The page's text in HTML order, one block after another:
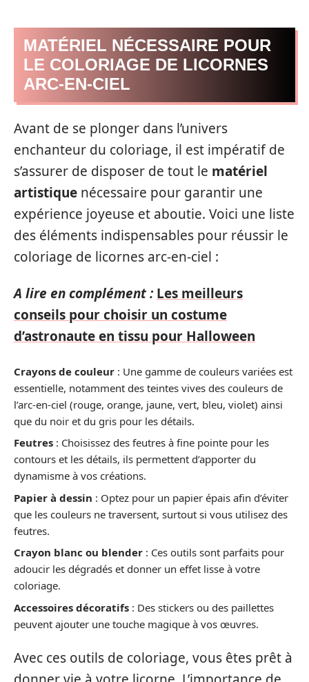
MATÉRIEL NÉCESSAIRE POUR
LE COLORIAGE DE LICORNES
ARC-EN-CIEL
Avant de se plonger dans l’univers
enchanteur du coloriage, il est impératif de
s’assurer de disposer de tout le matériel
artistique nécessaire pour garantir une
expérience joyeuse et aboutie. Voici une liste
des éléments indispensables pour réussir le
coloriage de licornes arc-en-ciel :
A lire en complément : Les meilleurs
conseils pour choisir un costume
d’astronaute en tissu pour Halloween
Crayons de couleur : Une gamme de couleurs variées est
essentielle, notamment des teintes vives des couleurs de
l’arc-en-ciel (rouge, orange, jaune, vert, bleu, violet) ainsi
que du noir et du gris pour les détails.
Feutres : Choisissez des feutres à fine pointe pour les
contours et les détails, ils permettent d’apporter du
dynamisme à vos créations.
Papier à dessin : Optez pour un papier épais afin d’éviter
que les couleurs ne traversent, surtout si vous utilisez des
feutres.
Crayon blanc ou blender : Ces outils sont parfaits pour
adoucir les dégradés et donner un effet lisse à votre
coloriage.
Accessoires décoratifs : Des stickers ou des paillettes
peuvent ajouter une touche magique à vos œuvres.
Avec ces outils de coloriage, vous êtes prêt à